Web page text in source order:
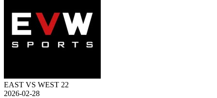
EAST VS WEST 22
2026-02-28